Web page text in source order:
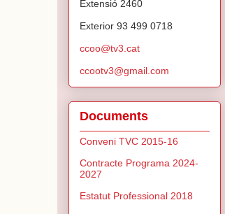
Extensió 2460
Exterior 93 499 0718
ccoo@tv3.cat
ccootv3@gmail.com
Documents
Conveni TVC 2015-16
Contracte Programa 2024-
2027
Estatut Professional 2018